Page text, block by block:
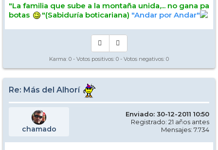
"La familia que sube a la montaña unida,... no gana pa
botas
"(Sabiduría boticariana) "Andar por Andar"
Karma: 0 - Votos positivos: 0 - Votos negativos: 0
Re: Más del Alhorí
chamado
Enviado: 30-12-2011 10:50
Registrado: 21 años antes
Mensajes: 7.734